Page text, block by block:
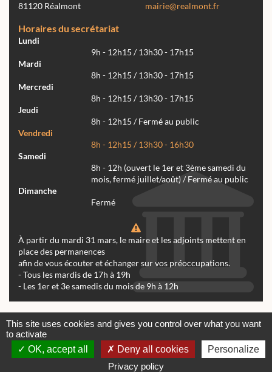
81120 Réalmont
mairie@realmont.fr
Horaires du secrétariat
Lundi
9h - 12h15 / 13h30 - 17h15
Mardi
8h - 12h15 / 13h30 - 17h15
Mercredi
8h - 12h15 / 13h30 - 17h15
Jeudi
8h - 12h15 / Fermé au public
Vendredi
8h - 12h15 / 13h30 - 16h30
Samedi
8h - 12h (ouvert le 1er et 3ème samedi du
mois, fermé juillet/août) / Fermé au public
Dimanche
Fermé
À partir du mardi 31 mars, le maire et les adjoints mettent en
place des permanences
afin de vous écouter et échanger sur vos préoccupations.
- Tous les mardis de 17h à 19h
- Les 1er et 3e samedis du mois de 9h à 12h
Contactez-nous
Mentions légales
© tous droits réservés Mairie de Réalmont 2024 -
Conception & Réalisation Web RK Création
This site uses cookies and gives you control over what you want
to activate
OK, accept all
Deny all cookies
Personalize
Privacy policy